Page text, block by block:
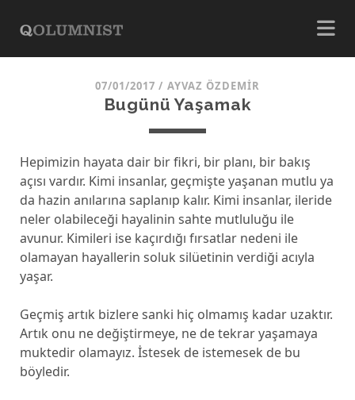
07/01/2017 / AYVAZ ÖZDEMIR
Bugünü Yaşamak
Hepimizin hayata dair bir fikri, bir planı, bir bakış
açısı vardır. Kimi insanlar, geçmişte yaşanan mutlu ya
da hazin anılarına saplanıp kalır. Kimi insanlar, ileride
neler olabileceği hayalinin sahte mutluluğu ile
avunur. Kimileri ise kaçırdığı fırsatlar nedeni ile
olamayan hayallerin soluk silüetinin verdiği acıyla
yaşar.
Geçmiş artık bizlere sanki hiç olmamış kadar uzaktır.
Artık onu ne değiştirmeye, ne de tekrar yaşamaya
muktedir olamayız. İstesek de istemesek de bu
böyledir.